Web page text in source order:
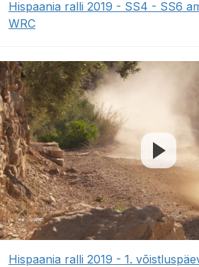
Hispaania ralli 2019 - SS4 - SS6
WRC
Hispaania ralli 2019 - 1.